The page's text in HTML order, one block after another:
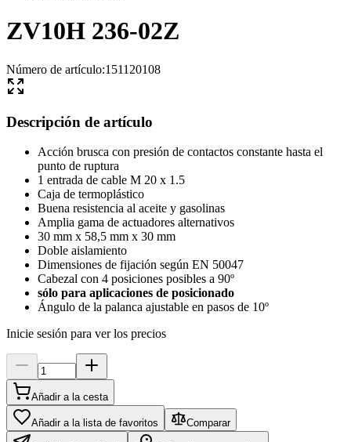
ZV10H 236-02Z
Número de artículo:151120108
Descripción de artículo
Acción brusca con presión de contactos constante hasta el
punto de ruptura
1 entrada de cable M 20 x 1.5
Caja de termoplástico
Buena resistencia al aceite y gasolinas
Amplia gama de actuadores alternativos
30 mm x 58,5 mm x 30 mm
Doble aislamiento
Dimensiones de fijación según EN 50047
Cabezal con 4 posiciones posibles a 90º
sólo para aplicaciones de posicionado
Ángulo de la palanca ajustable en pasos de 10º
Inicie sesión para ver los precios
Añadir a la cesta
Añadir a la lista de favoritos Comparar